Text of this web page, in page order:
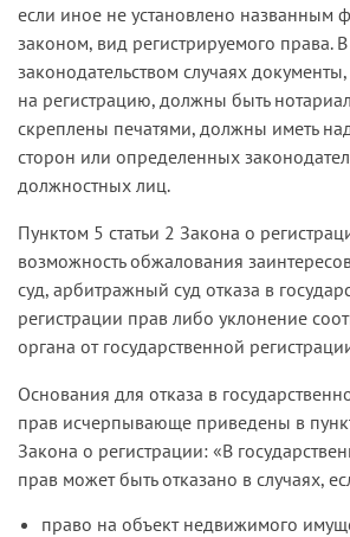
если иное не установлено названным
законом, вид регистрируемого права.
законодательством случаях
на регистрацию, должны быть
скреплены печатями, должны иметь
сторон или определенных
должностных лиц.
Пунктом 5 статьи 2 Закона о
возможность обжалования
суд, арбитражный суд отказа в
регистрации прав либо уклонение
органа от государственной
Основания для отказа в
прав исчерпывающе приведены в
Закона о регистрации: «В
прав может быть отказано в случаях,
право на объект недвижимого